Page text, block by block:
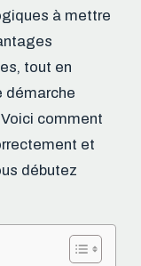
à mettre
tout en
démarche
comment
et
débutez